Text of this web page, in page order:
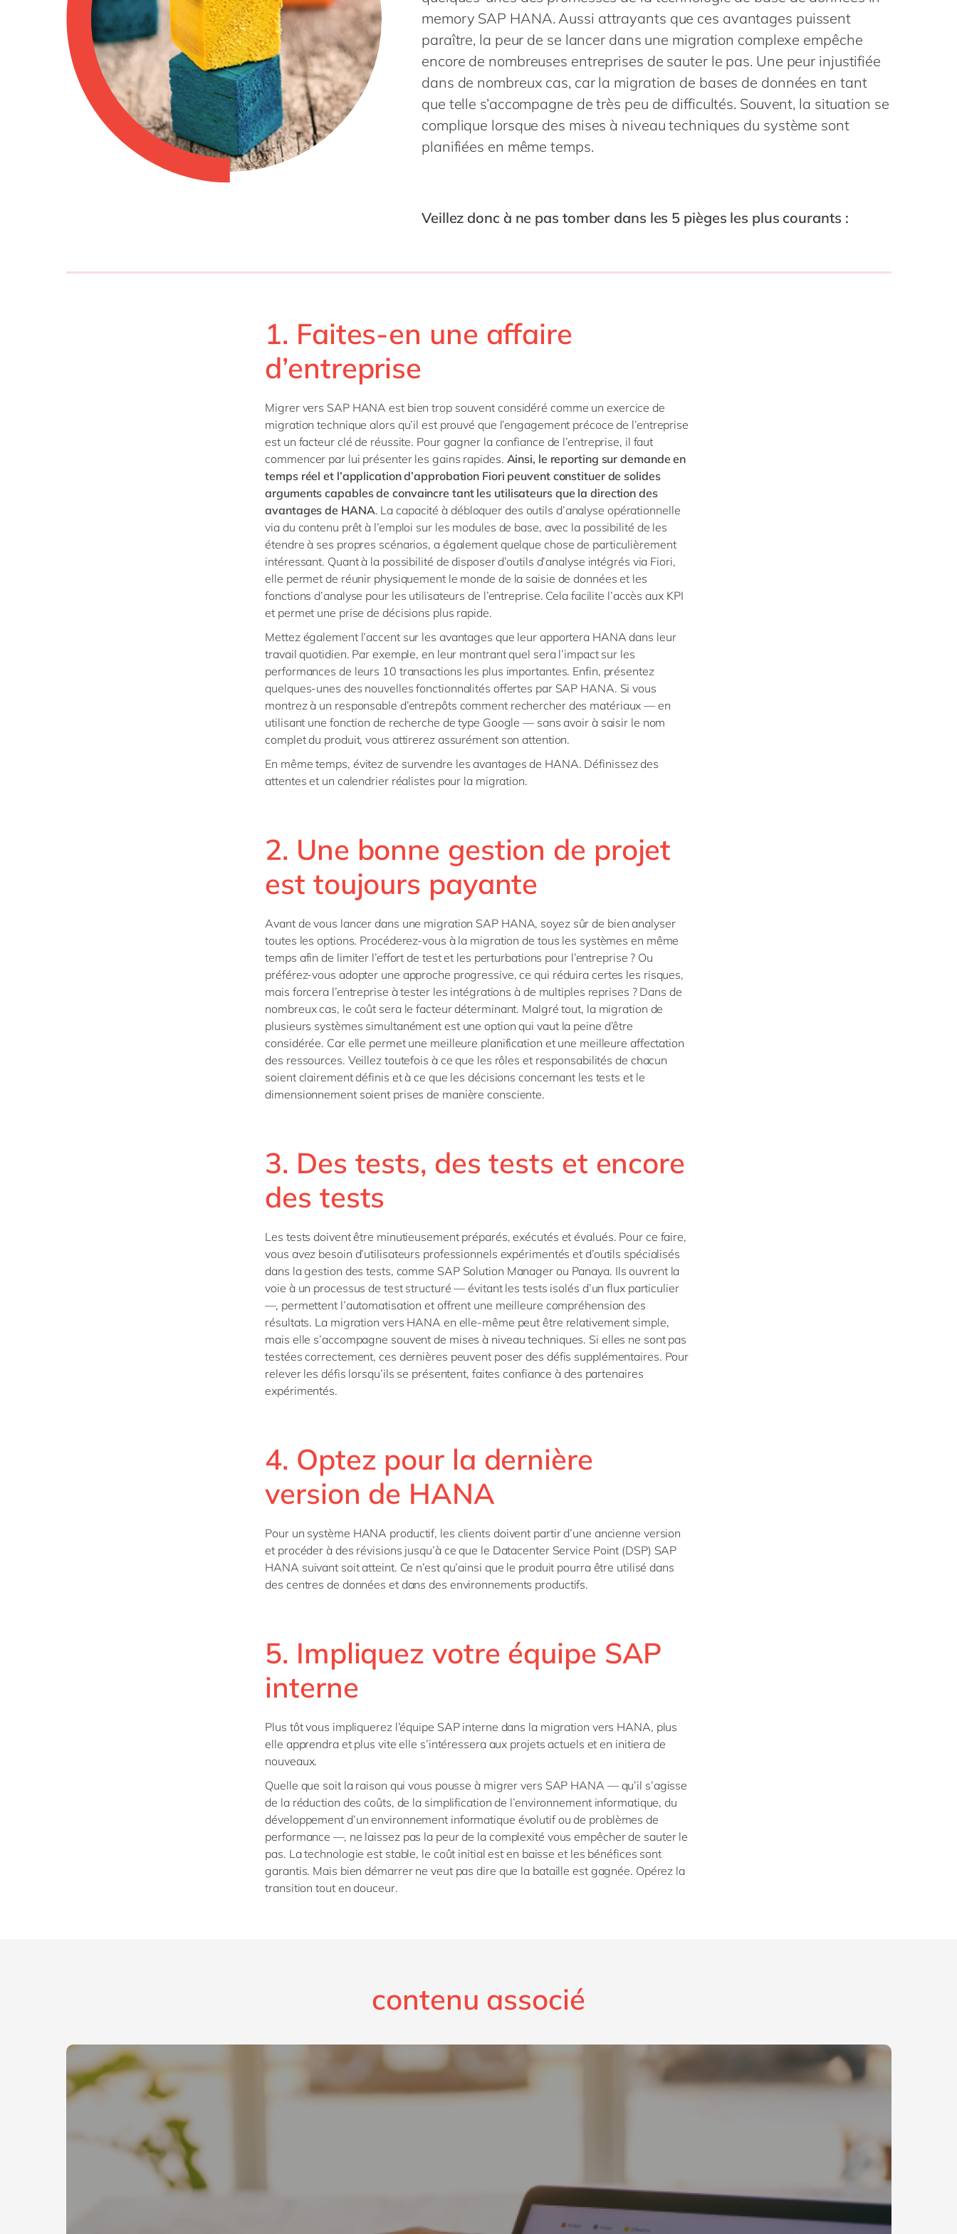
Philippines
en
Singapore
Switzerland
UK & Ireland
USA & Canada
en
Life Science
Impression et emballage
Private equity
Industrie textile
Transport
SAP CX
SAP S/4HANA
Transformation connectée
des Opérations
PPWR compliance
Automatisation robotisée
des processus
Développement durable
memory SAP HANA. Aussi attrayants que ces avantages puissent
paraître, la peur de se lancer dans une migration complexe empêche
encore de nombreuses entreprises de sauter le pas. Une peur injustifiée
dans de nombreux cas, car la migration de bases de données en tant
que telle s’accompagne de très peu de difficultés. Souvent, la situation se
complique lorsque des mises à niveau techniques du système sont
planifiées en même temps.
Veillez donc à ne pas tomber dans les 5 pièges les plus courants :
1. Faites-en une affaire
d’entreprise
Migrer vers SAP HANA est bien trop souvent considéré comme un exercice de
migration technique alors qu’il est prouvé que l’engagement précoce de l’entreprise
est un facteur clé de réussite. Pour gagner la confiance de l’entreprise, il faut
commencer par lui présenter les gains rapides. Ainsi, le reporting sur demande en
temps réel et l’application d’approbation Fiori peuvent constituer de solides
arguments capables de convaincre tant les utilisateurs que la direction des
avantages de HANA. La capacité à débloquer des outils d’analyse opérationnelle
via du contenu prêt à l’emploi sur les modules de base, avec la possibilité de les
étendre à ses propres scénarios, a également quelque chose de particulièrement
intéressant. Quant à la possibilité de disposer d’outils d’analyse intégrés via Fiori,
elle permet de réunir physiquement le monde de la saisie de données et les
fonctions d’analyse pour les utilisateurs de l’entreprise. Cela facilite l’accès aux KPI
et permet une prise de décisions plus rapide.
Mettez également l’accent sur les avantages que leur apportera HANA dans leur
travail quotidien. Par exemple, en leur montrant quel sera l’impact sur les
performances de leurs 10 transactions les plus importantes. Enfin, présentez
quelques-unes des nouvelles fonctionnalités offertes par SAP HANA. Si vous
montrez à un responsable d’entrepôts comment rechercher des matériaux — en
utilisant une fonction de recherche de type Google — sans avoir à saisir le nom
complet du produit, vous attirerez assurément son attention.
En même temps, évitez de survendre les avantages de HANA. Définissez des
attentes et un calendrier réalistes pour la migration.
2. Une bonne gestion de projet
est toujours payante
Avant de vous lancer dans une migration SAP HANA, soyez sûr de bien analyser
toutes les options. Procéderez-vous à la migration de tous les systèmes en même
temps afin de limiter l’effort de test et les perturbations pour l’entreprise ? Ou
préférez-vous adopter une approche progressive, ce qui réduira certes les risques,
mais forcera l’entreprise à tester les intégrations à de multiples reprises ? Dans de
nombreux cas, le coût sera le facteur déterminant. Malgré tout, la migration de
plusieurs systèmes simultanément est une option qui vaut la peine d’être
considérée. Car elle permet une meilleure planification et une meilleure affectation
des ressources. Veillez toutefois à ce que les rôles et responsabilités de chacun
soient clairement définis et à ce que les décisions concernant les tests et le
dimensionnement soient prises de manière consciente.
3. Des tests, des tests et encore
des tests
Les tests doivent être minutieusement préparés, exécutés et évalués. Pour ce faire,
vous avez besoin d’utilisateurs professionnels expérimentés et d’outils spécialisés
dans la gestion des tests, comme SAP Solution Manager ou Panaya. Ils ouvrent la
voie à un processus de test structuré — évitant les tests isolés d’un flux particulier
—, permettent l’automatisation et offrent une meilleure compréhension des
résultats. La migration vers HANA en elle-même peut être relativement simple,
mais elle s’accompagne souvent de mises à niveau techniques. Si elles ne sont pas
testées correctement, ces dernières peuvent poser des défis supplémentaires. Pour
relever les défis lorsqu’ils se présentent, faites confiance à des partenaires
expérimentés.
4. Optez pour la dernière
version de HANA
Pour un système HANA productif, les clients doivent partir d’une ancienne version
et procéder à des révisions jusqu’à ce que le Datacenter Service Point (DSP) SAP
HANA suivant soit atteint. Ce n’est qu’ainsi que le produit pourra être utilisé dans
des centres de données et dans des environnements productifs.
5. Impliquez votre équipe SAP
interne
Plus tôt vous impliquerez l’équipe SAP interne dans la migration vers HANA, plus
elle apprendra et plus vite elle s’intéressera aux projets actuels et en initiera de
nouveaux.
Quelle que soit la raison qui vous pousse à migrer vers SAP HANA — qu’il s’agisse
de la réduction des coûts, de la simplification de l’environnement informatique, du
développement d’un environnement informatique évolutif ou de problèmes de
performance —, ne laissez pas la peur de la complexité vous empêcher de sauter le
pas. La technologie est stable, le coût initial est en baisse et les bénéfices sont
garantis. Mais bien démarrer ne veut pas dire que la bataille est gagnée. Opérez la
transition tout en douceur.
contenu associé